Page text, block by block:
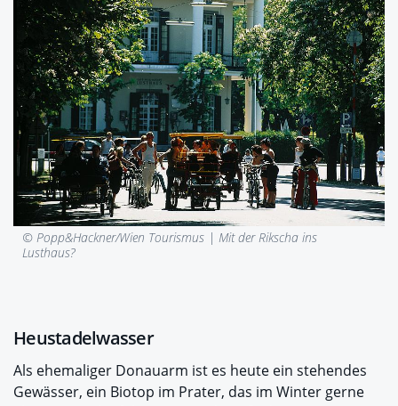
© Popp&Hackner/Wien Tourismus | Mit der Rikscha ins
Lusthaus?
Heustadelwasser
Als ehemaliger Donauarm ist es heute ein stehendes
Gewässer, ein Biotop im Prater, das im Winter gerne